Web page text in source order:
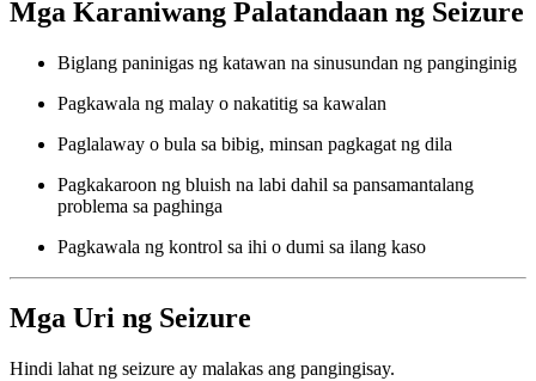
Mga Karaniwang Palatandaan ng Seizure
Biglang paninigas ng katawan na sinusundan ng panginginig
Pagkawala ng malay o nakatitig sa kawalan
Paglalaway o bula sa bibig, minsan pagkagat ng dila
Pagkakaroon ng bluish na labi dahil sa pansamantalang
problema sa paghinga
Pagkawala ng kontrol sa ihi o dumi sa ilang kaso
Mga Uri ng Seizure
Hindi lahat ng seizure ay malakas ang pangingisay.